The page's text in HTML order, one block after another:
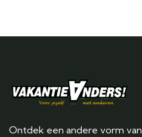
Ontdek een andere vorm van